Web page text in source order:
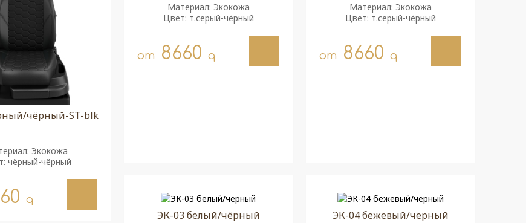
чёрный-ST-blk
Экокожа
чёрный-чёрный
q
Материал: Экокожа
Цвет: т.серый-чёрный
от 8660 q
Материал: Экокожа
Цвет: т.серый-чёрный
от 8660q
ЭК-03 белый/чёрный ЭК-04 бежевый/чёрный